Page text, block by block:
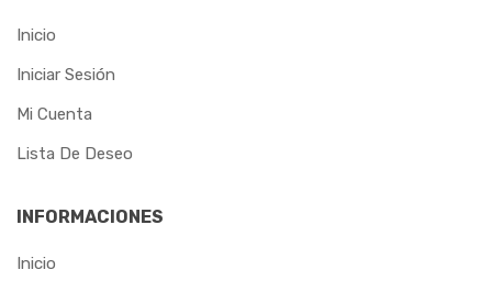
Inicio
Iniciar Sesión
Mi Cuenta
Lista De Deseo
INFORMACIONES
Inicio